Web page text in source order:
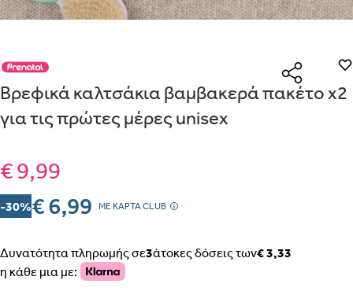
Βρεφικά καλτσάκια βαμβακερά πακέτο x2
για τις πρώτες μέρες unisex
€ 9,99
-30%€ 6,99 MΕ ΚΑΡΤΑ CLUB
Δυνατότητα πληρωμής σε3άτοκες δόσεις των€ 3,33
η κάθε μια με: